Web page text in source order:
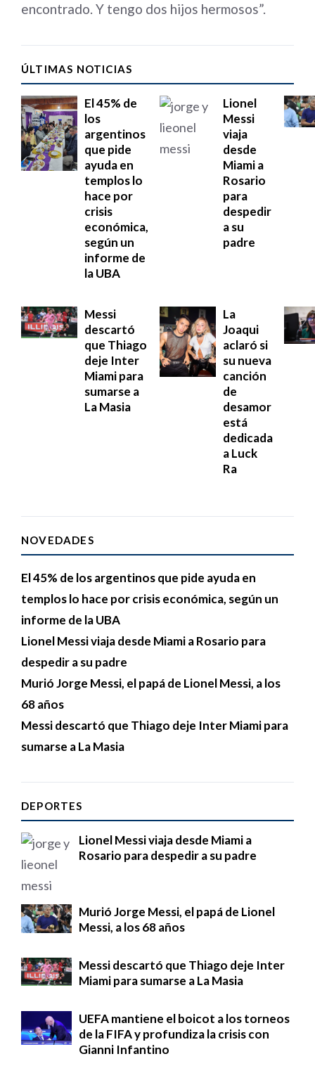
encontrado. Y tengo dos hijos hermosos”.
ÚLTIMAS NOTICIAS
El 45% de
los
argentinos
que pide
ayuda en
templos lo
hace por
crisis
económica,
según un
informe de
la UBA
Lionel
Messi
viaja
desde
Miami a
Rosario
para
despedir
a su
padre
Messi
descartó
que Thiago
deje Inter
Miami para
sumarse a
La Masia
La
Joaqui
aclaró si
su nueva
canción
de
desamor
está
dedicada
a Luck
Ra
NOVEDADES
El 45% de los argentinos que pide ayuda en
templos lo hace por crisis económica, según un
informe de la UBA
Lionel Messi viaja desde Miami a Rosario para
despedir a su padre
Murió Jorge Messi, el papá de Lionel Messi, a los
68 años
Messi descartó que Thiago deje Inter Miami para
sumarse a La Masia
DEPORTES
Lionel Messi viaja desde Miami a
Rosario para despedir a su padre
Murió Jorge Messi, el papá de Lionel
Messi, a los 68 años
Messi descartó que Thiago deje Inter
Miami para sumarse a La Masia
UEFA mantiene el boicot a los torneos
de la FIFA y profundiza la crisis con
Gianni Infantino